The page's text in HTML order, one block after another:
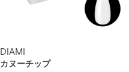
DIAMI
カヌーチップ